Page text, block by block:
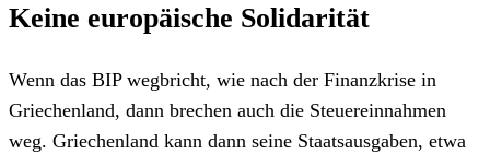
Keine europäische Solidarität
Wenn das BIP wegbricht, wie nach der Finanzkrise in
Griechenland, dann brechen auch die Steuereinnahmen
weg. Griechenland kann dann seine Staatsausgaben, etwa